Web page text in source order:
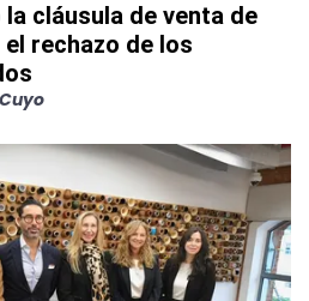
cláusula de venta de
rechazo de los